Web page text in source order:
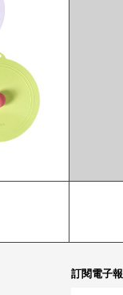
訂閱電子報